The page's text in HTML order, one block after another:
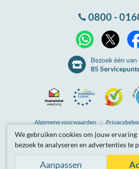
0800 -
WhatsApp
Bezoek één van
85
WaarborgEurope
Algemenevoorwaarden
Partnerprogramma Tarieven
© Breedbandwinkel BV 2003 - 2026,
We gebruiken cookies om jouw ervaring
bezoek te analyseren en advertenties te
Aanpassen